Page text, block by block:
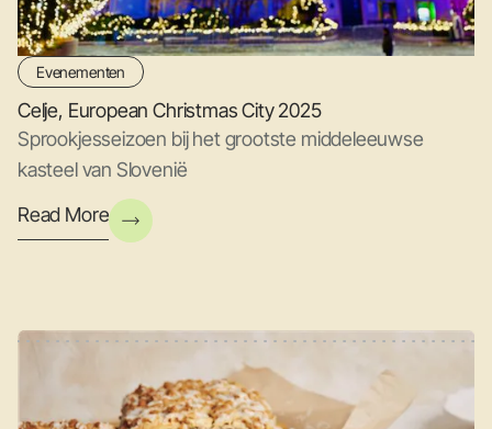
Evenementen
Celje, European Christmas City 2025
Sprookjesseizoen bij het grootste middeleeuwse
kasteel van Slovenië
Read More